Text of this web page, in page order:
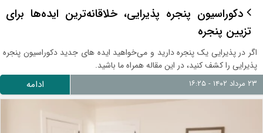
دکوراسیون پنجره پذیرایی، خلاقانه‌ترین ایده‌ها برای
تزیین پنجره
اگر در پذیرایی یک پنجره دارید و می‌خواهید ایده های جدید دکوراسیون پنجره
پذیرایی را کشف کنید، در این مقاله همراه ما باشید.
۲۳ مرداد ۱۴۰۲ - ۱۶:۲۵ ادامه